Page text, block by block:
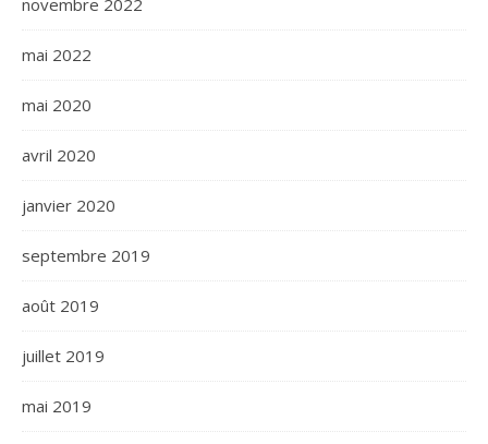
novembre 2022
mai 2022
mai 2020
avril 2020
janvier 2020
septembre 2019
août 2019
juillet 2019
mai 2019